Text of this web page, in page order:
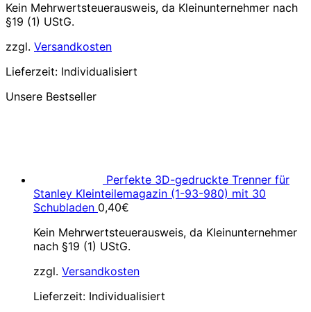
Kein Mehrwertsteuerausweis, da Kleinunternehmer nach
§19 (1) UStG.
zzgl. Versandkosten
Lieferzeit: Individualisiert
Unsere Bestseller
Perfekte 3D-gedruckte Trenner für
Stanley Kleinteilemagazin (1-93-980) mit 30
Schubladen 0,40€
Kein Mehrwertsteuerausweis, da Kleinunternehmer
nach §19 (1) UStG.
zzgl. Versandkosten
Lieferzeit: Individualisiert